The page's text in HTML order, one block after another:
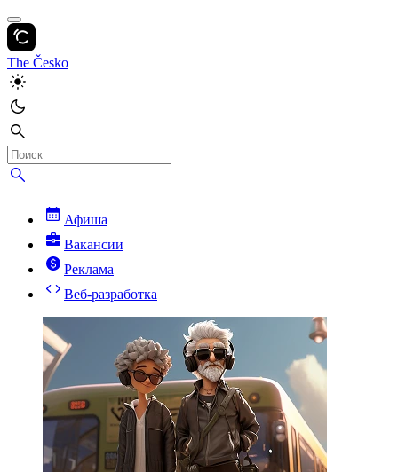
The Česko
Афиша
Вакансии
Реклама
Веб-разработка